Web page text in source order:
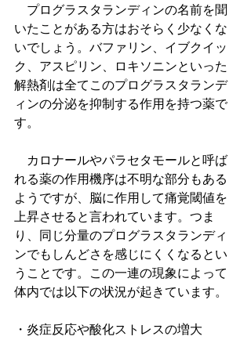
プログラスタランディンの名前を聞
いたことがある方はおそらく少なくな
いでしょう。バファリン、イブクイッ
ク、アスピリン、ロキソニンといった
解熱剤は全てこのプログラスタランデ
ィンの分泌を抑制する作用を持つ薬で
す。
カロナールやパラセタモールと呼ば
れる薬の作用機序は不明な部分もある
ようですが、脳に作用して痛覚閾値を
上昇させると言われています。つま
り、同じ分量のプログラスタランディ
ンでもしんどさを感じにくくなるとい
うことです。この一連の現象によって
体内では以下の状況が起きています。
・炎症反応や酸化ストレスの増大